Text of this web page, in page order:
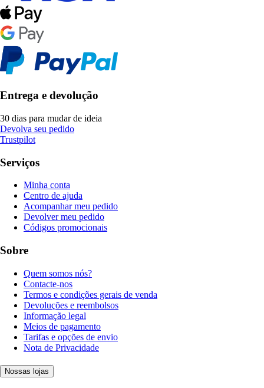
Entrega e devolução
30 dias para mudar de ideia
Devolva seu pedido
Trustpilot
Serviços
Minha conta
Centro de ajuda
Acompanhar meu pedido
Devolver meu pedido
Códigos promocionais
Sobre
Quem somos nós?
Contacte-nos
Termos e condições gerais de venda
Devoluções e reembolsos
Informação legal
Meios de pagamento
Tarifas e opções de envio
Nota de Privacidade
Nossas lojas